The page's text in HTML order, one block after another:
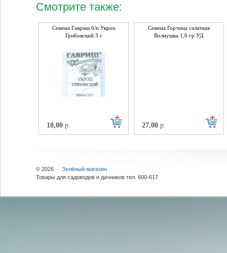
Смотрите также:
Семена Гавриш б/п Укроп
Грибовский 3 г
18,00 р.
Семена Горчица салатная
Волнушка 1,0 гр УД
27,00 р.
© 2026 · Зелёный магазин
Товары для садоводов и дачников тел. 600-617